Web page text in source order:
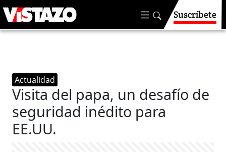
Suscríbete
Actualidad
Visita del papa, un desafío de
seguridad inédito para
EE.UU.